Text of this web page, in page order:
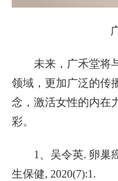
未来，广禾堂将
领域，更加广泛的传
念，激活女性的内在
彩。
1、吴令英. 卵巢
生保健, 2020(7):1.